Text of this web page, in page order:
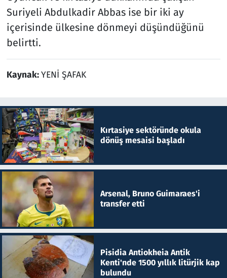
Suriyeli Abdulkadir Abbas ise bir iki ay
içerisinde ülkesine dönmeyi düşündüğünü
belirtti.
Kaynak:YENİ ŞAFAK
Kırtasiye sektöründe okula
dönüş mesaisi başladı
Arsenal, Bruno Guimaraes'i
transfer etti
Pisidia Antiokheia Antik
Kenti'nde 1500 yıllık litürjik kap
bulundu